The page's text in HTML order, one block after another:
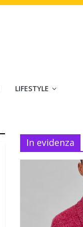
LIFESTYLE
In evidenza